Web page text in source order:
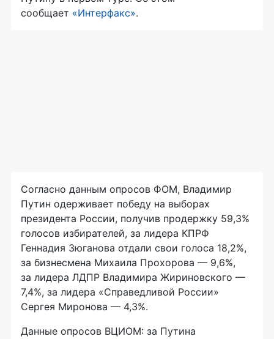
сообщает «Интерфакс».
Согласно данным опросов ФОМ, Владимир
Путин одерживает победу на выборах
президента России, получив продержку 59,3%
голосов избирателей, за лидера КПРФ
Геннадия Зюганова отдали свои голоса 18,2%,
за бизнесмена Михаила Прохорова — 9,6%,
за лидера ЛДПР Владимира Жириновского —
7,4%, за лидера «Справедливой России»
Сергея Миронова — 4,3%.
Данные опросов ВЦИОМ: за Путина